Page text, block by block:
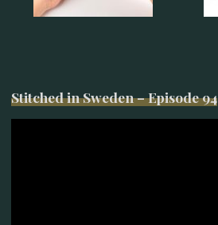
Stitched in Sweden – Episode 94